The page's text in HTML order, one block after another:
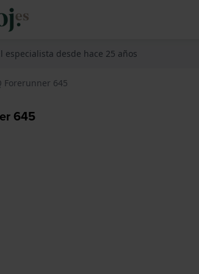
especialista desde hace 25 años
Forerunner 645
645